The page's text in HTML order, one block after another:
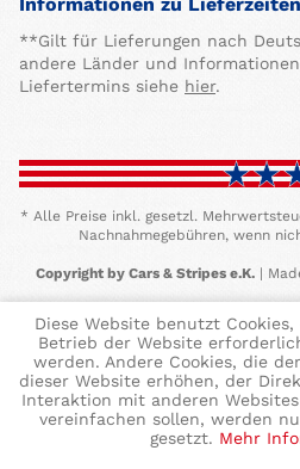
Informationen zu Lieferzeiten
**Gilt für Lieferungen nach
andere Länder und
Liefertermins siehe hier.
* Alle Preise inkl. gesetzl.
Nachnahmegebühren, wenn
Copyright by Cars & Stripes e.K. |
Diese Website benutzt
Betrieb der Website
werden. Andere Cookies, die
dieser Website erhöhen, der
Interaktion mit anderen
vereinfachen sollen, werden
gesetzt. Mehr